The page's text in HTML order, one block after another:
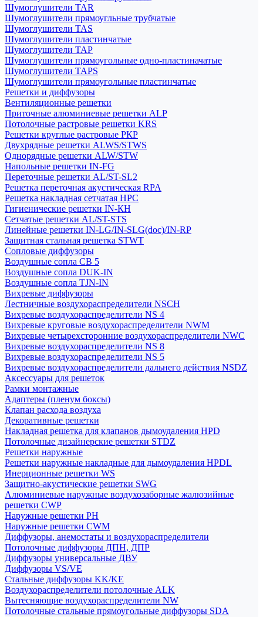
Шумоглушители TAR
Шумоглушители прямоугльные трубчатые
Шумоглушители TAS
Шумоглушители пластинчатые
Шумоглушители TAP
Шумоглушители прямоугольные одно-пластиначатые
Шумоглушители TAPS
Шумоглушители прямоугольные пластинчатые
Решетки и диффузоры
Вентиляционные решетки
Приточные алюминиевые решетки ALP
Потолочные растровые решетки KRS
Решетки круглые растровые РКР
Двухрядные решетки ALWS/STWS
Однорядные решетки ALW/STW
Напольные решетки IN-FG
Переточные решетки AL/ST-SL2
Решетка переточная акустическая RPA
Решетка накладная сетчатая НРС
Гигиенические решетки IN-КН
Сетчатые решетки AL/ST-STS
Линейные решетки IN-LG/IN-SLG(doc)/IN-RP
Защитная стальная решетка STWT
Сопловые диффузоры
Воздушные сопла СВ 5
Воздушные сопла DUK-IN
Воздушные сопла TJN-IN
Вихревые диффузоры
Лестничные воздухораспределители NSCH
Вихревые воздухораспределители NS 4
Вихревые круговые воздухораспределители NWM
Вихревые четырехсторонние воздухораспределители NWC
Вихревые воздухораспределители NS 8
Вихревые воздухораспределители NS 5
Вихревые воздухораспределители дальнего действия NSDZ
Аксессуары для решеток
Рамки монтажные
Адаптеры (пленум боксы)
Клапан расхода воздуха
Декоративные решетки
Накладная решетка для клапанов дымоудаления HPD
Потолочные дизайнерские решетки STDZ
Решетки наружные
Решетки наружные накладные для дымоудаления HPDL
Инерционные решетки WS
Защитно-акустические решетки SWG
Алюминиевые наружные воздухозаборные жалюзийные
решетки CWP
Наружные решетки РН
Наружные решетки CWM
Диффузоры, анемостаты и воздухораспределители
Потолочные диффузоры ДПН, ДПР
Диффузоры универсальные ДВУ
Диффузоры VS/VE
Стальные диффузоры KK/KE
Воздухораспределители потолочные ALK
Вытесняющие воздухораспределители NW
Потолочные стальные прямоугольные диффузоры SDA